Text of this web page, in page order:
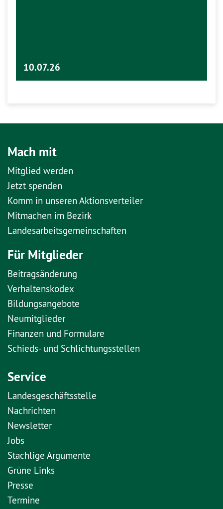
10.07.26
Mach mit
Mitglied werden
Jetzt spenden
Komm in unseren Aktionsverteiler
Mitmachen im Bezirk
Landesarbeitsgemeinschaften
Für Mitglieder
Beitragsänderung
Verhaltenskodex
Bildungsangebote
Neumitglieder
Finanzen und Formulare
Schieds- und Schlichtungsstellen
Service
Landesgeschäftsstelle
Nachrichten
Newsletter
Jobs
Stachlige Argumente
Grüne Links
Presse
Termine